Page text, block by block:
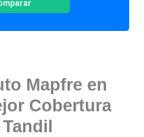
Mapfre en
Cobertura